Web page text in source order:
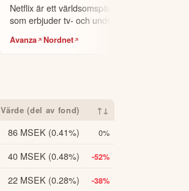
Netflix är ett världsomspännande företag
som erbjuder tv- och underhållningstjän...
Avanza Nordnet
Värde (del av fond) ↑↓
86 MSEK (0.41%) 0%
40 MSEK (0.48%) -52%
22 MSEK (0.28%) -38%